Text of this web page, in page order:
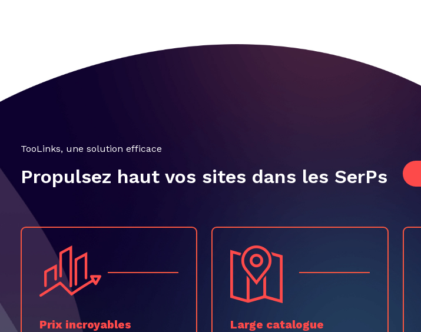
TooLinks, une solution efficace
Propulsez haut vos sites dans les SerPs
Prix incroyables Large catalogue